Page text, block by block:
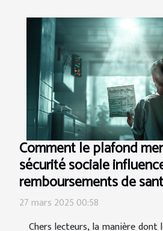
Comment le plafond
sécurité sociale
remboursements de
27 mars 2025 00:58
Chers lecteurs, la manière dont